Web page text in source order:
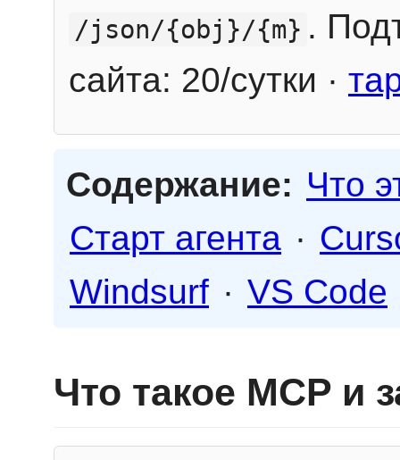
/json/{obj}/{m} .
сайта: 20/сутки ·
Содержание: Что
Старт агента ·
Windsurf · VS Code
Что такое MCP и